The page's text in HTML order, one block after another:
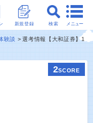
メニュー
検索
新規登録
験談
選考情報【大和証券】1
2SCORE